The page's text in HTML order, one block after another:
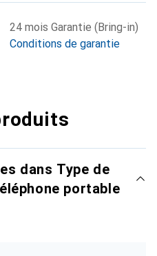
24 mois Garantie (Bring-in)
Conditions de garantie
dans Type de
portable